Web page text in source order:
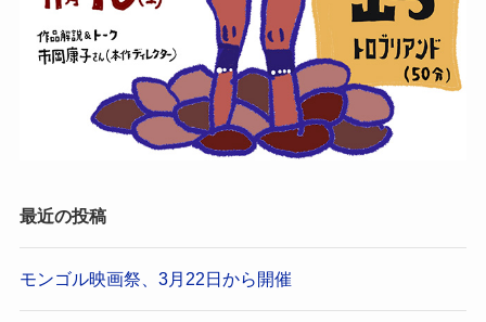
最近の投稿
モンゴル映画祭、3月22日から開催